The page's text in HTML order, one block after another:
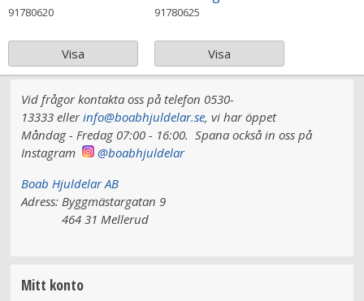
91780620
Visa
91780625
Visa
Vid frågor kontakta oss på telefon 0530-
13333 ellerinfo@boabhjuldelar.se, vi haröppet
Måndag - Fredag 07:00 - 16:00. Spana också in oss på
Instagram
@boabhjuldelar
Boab Hjuldelar AB
Adress: Byggmästargatan 9
464 31 Mellerud
Mitt konto